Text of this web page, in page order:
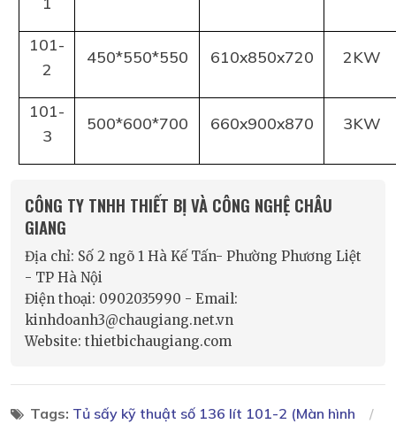
101-
2
450*550*550 610x850x720 2KW
101-
3
500*600*700 660x900x870 3KW
CÔNG TY TNHH THIẾT BỊ VÀ CÔNG NGHỆ CHÂU
GIANG
Địa chỉ: Số 2 ngõ 1 Hà Kế Tấn- Phường Phương Liệt
- TP Hà Nội
Điện thoại: 0902035990 - Email:
kinhdoanh3@chaugiang.net.vn
Website: thietbichaugiang.com
Tags: Tủ sấy kỹ thuật số 136 lít 101-2 (Màn hình